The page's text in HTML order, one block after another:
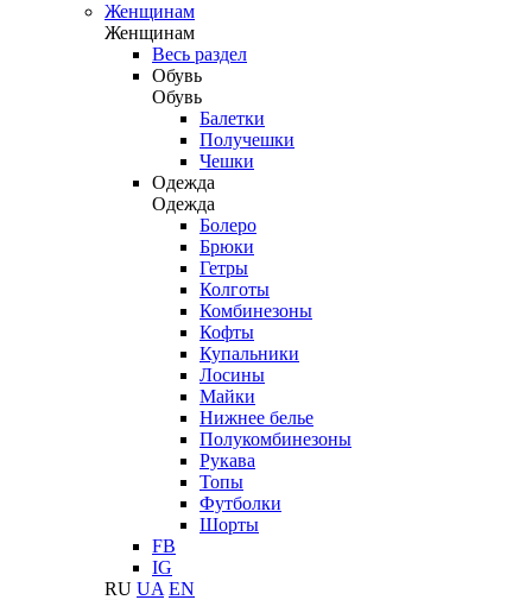
Женщинам
Женщинам
Весь раздел
Обувь
Обувь
Балетки
Получешки
Чешки
Одежда
Одежда
Болеро
Брюки
Гетры
Колготы
Комбинезоны
Кофты
Купальники
Лосины
Майки
Нижнее белье
Полукомбинезоны
Рукава
Топы
Футболки
Шорты
FB
IG
RU UA EN